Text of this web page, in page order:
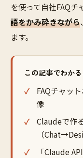
を使って自社FAQチ
語をかみ砕きながら
ます。
この記事でわか
FAQチャッ
像
Claudeで作
（
「Claude